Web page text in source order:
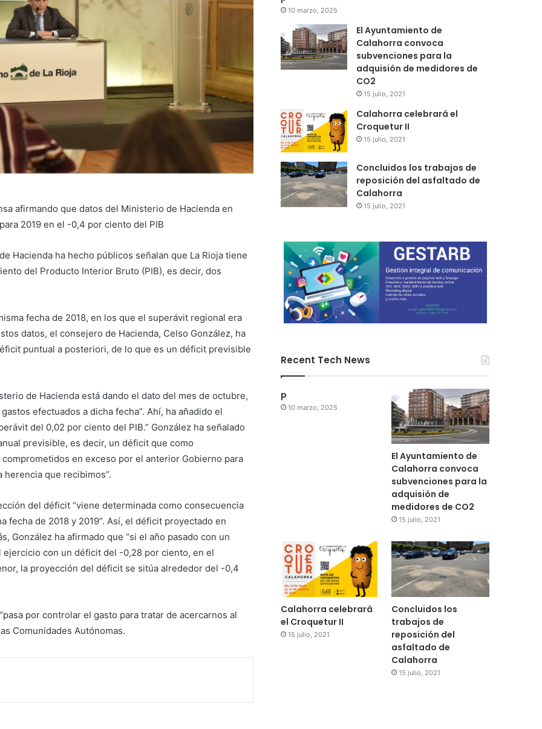
afirmando que datos del Ministerio de Hacienda en
2019 en el -0,4 por ciento del PIB
Hacienda ha hecho públicos señalan que La Rioja tiene
del Producto Interior Bruto (PIB), es decir, dos
fecha de 2018, en los que el superávit regional era
datos, el consejero de Hacienda, Celso González, ha
puntual a posteriori, de lo que es un déficit previsible
de Hacienda está dando el dato del mes de octubre,
efectuados a dicha fecha”. Ahí, ha añadido el
del 0,02 por ciento del PIB.” González ha señalado
previsible, es decir, un déficit que como
en exceso por el anterior Gobierno para
herencia que recibimos”.
del déficit “viene determinada como consecuencia
de 2018 y 2019”. Así, el déficit proyectado en
González ha afirmado que “si el año pasado con un
con un déficit del -0,28 por ciento, en el
la proyección del déficit se sitúa alrededor del -0,4
por controlar el gasto para tratar de acercarnos al
Comunidades Autónomas.
10 marzo, 2025
El Ayuntamiento de
Calahorra convoca
subvenciones para la
adquisión de medidores de
CO2
15 julio, 2021
Calahorra celebrará el
Croquetur II
15 julio, 2021
Concluidos los trabajos de
reposición del asfaltado de
Calahorra
15 julio, 2021
Recent Tech News
p
10 marzo, 2025
El Ayuntamiento de
Calahorra convoca
subvenciones para la
adquisión de
medidores de CO2
15 julio, 2021
Calahorra celebrará
el Croquetur II
15 julio, 2021
Concluidos los
trabajos de
reposición del
asfaltado de
Calahorra
15 julio, 2021